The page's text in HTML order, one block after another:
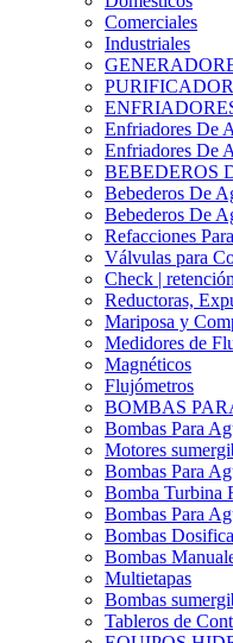
Comerciales
Industriales
Enfriadores De
Enfriadores De
BEBEDEROS
Bebederos De
Bebederos De
Refacciones
Válvulas para
Check | retención
Reductoras,
Mariposa y
Medidores de
Magnéticos
Flujómetros
BOMBAS
Bombas Para
Motores
Bombas Para
Bomba Turbina
Bombas Para
Bombas
Bombas
Multietapas
Bombas
Tableros de